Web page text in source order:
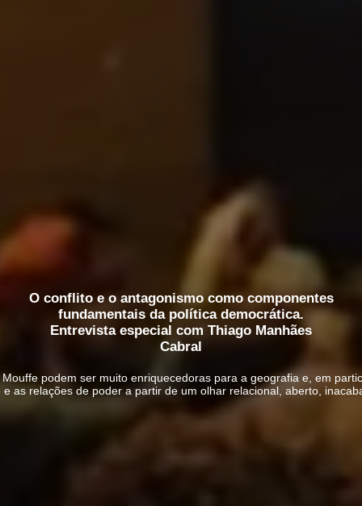
O conflito e o antagonismo como componentes
fundamentais da política democrática.
Entrevista especial com Thiago Manhães
Cabral
podem ser muito enriquecedoras para a geografia e, em
as relações de poder a partir de um olhar relacional, aberto,